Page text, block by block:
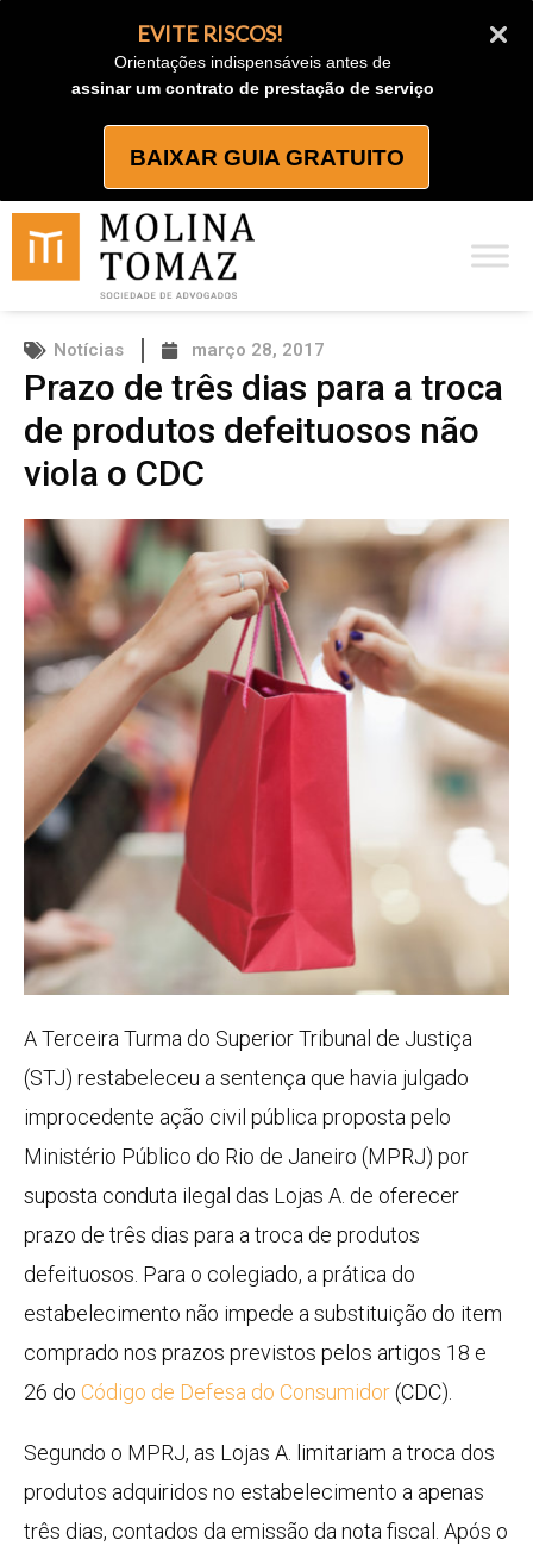
EVITE RISCOS!
Orientações indispensáveis antes de
assinar um contrato de prestação de serviço
BAIXAR GUIA GRATUITO
Notícias março 28, 2017
Prazo de três dias para a troca
de produtos defeituosos não
viola o CDC
A Terceira Turma do Superior Tribunal de Justiça
(STJ) restabeleceu a sentença que havia julgado
improcedente ação civil pública proposta pelo
Ministério Público do Rio de Janeiro (MPRJ) por
suposta conduta ilegal das Lojas A. de oferecer
prazo de três dias para a troca de produtos
defeituosos. Para o colegiado, a prática do
estabelecimento não impede a substituição do item
comprado nos prazos previstos pelos artigos 18 e
26 do Código de Defesa do Consumidor(CDC).
Segundo o MPRJ, as Lojas A. limitariam a troca dos
produtos adquiridos no estabelecimento a apenas
três dias, contados da emissão da nota fiscal. Após o